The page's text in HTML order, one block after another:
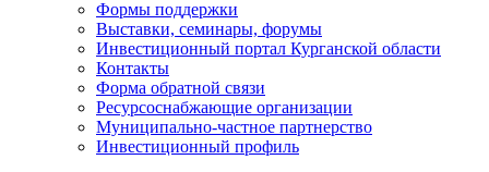
Формы поддержки
Выставки, семинары, форумы
Инвестиционный портал Курганской области
Контакты
Форма обратной связи
Ресурсоснабжающие организации
Муниципально-частное партнерство
Инвестиционный профиль